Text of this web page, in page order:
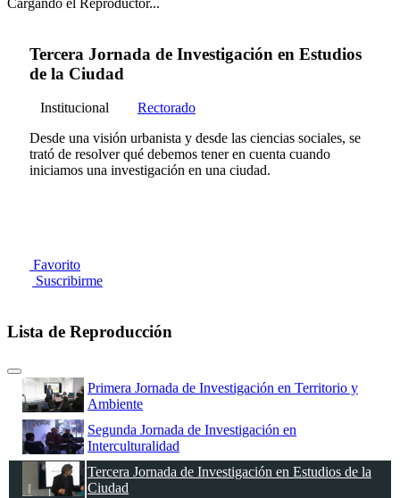
Cargando el Reproductor...
Tercera Jornada de Investigación en Estudios
de la Ciudad
Institucional
Rectorado
Desde una visión urbanista y desde las ciencias sociales, se
trató de resolver qué debemos tener en cuenta cuando
iniciamos una investigación en una ciudad.
Favorito
Suscribirme
Lista de Reproducción
Primera Jornada de Investigación en Territorio y
Ambiente
Segunda Jornada de Investigación en
Interculturalidad
Tercera Jornada de Investigación en Estudios de la
Ciudad